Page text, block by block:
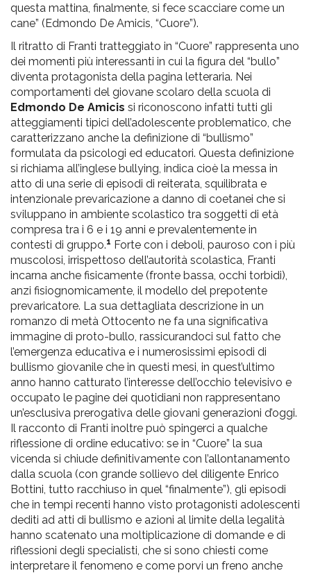
questa mattina, finalmente, si fece scacciare come un
cane” (Edmondo De Amicis, “Cuore”).
Il ritratto di Franti tratteggiato in “Cuore” rappresenta uno
dei momenti più interessanti in cui la figura del “bullo”
diventa protagonista della pagina letteraria. Nei
comportamenti del giovane scolaro della scuola di
Edmondo De Amicis si riconoscono infatti tutti gli
atteggiamenti tipici dell’adolescente problematico, che
caratterizzano anche la definizione di “bullismo”
formulata da psicologi ed educatori. Questa definizione
si richiama all’inglese bullying, indica cioè la messa in
atto di una serie di episodi di reiterata, squilibrata e
intenzionale prevaricazione a danno di coetanei che si
sviluppano in ambiente scolastico tra soggetti di età
compresa tra i 6 e i 19 anni e prevalentemente in
contesti di gruppo.1 Forte con i deboli, pauroso con i più
muscolosi, irrispettoso dell’autorità scolastica, Franti
incarna anche fisicamente (fronte bassa, occhi torbidi),
anzi fisiognomicamente, il modello del prepotente
prevaricatore. La sua dettagliata descrizione in un
romanzo di metà Ottocento ne fa una significativa
immagine di proto-bullo, rassicurandoci sul fatto che
l’emergenza educativa e i numerosissimi episodi di
bullismo giovanile che in questi mesi, in quest’ultimo
anno hanno catturato l’interesse dell’occhio televisivo e
occupato le pagine dei quotidiani non rappresentano
un’esclusiva prerogativa delle giovani generazioni d’oggi.
Il racconto di Franti inoltre può spingerci a qualche
riflessione di ordine educativo: se in “Cuore” la sua
vicenda si chiude definitivamente con l’allontanamento
dalla scuola (con grande sollievo del diligente Enrico
Bottini, tutto racchiuso in quel “finalmente”), gli episodi
che in tempi recenti hanno visto protagonisti adolescenti
dediti ad atti di bullismo e azioni al limite della legalità
hanno scatenato una moltiplicazione di domande e di
riflessioni degli specialisti, che si sono chiesti come
interpretare il fenomeno e come porvi un freno anche